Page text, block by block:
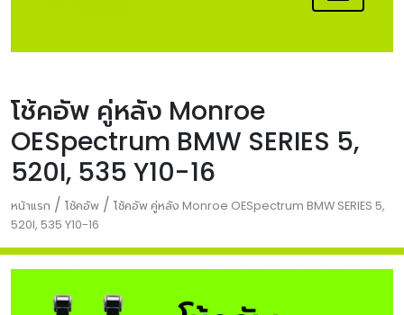
โช้คอัพ คู่หลัง Monroe
OESpectrum BMW SERIES 5,
520I, 535 Y10-16
หน้าแรก / โช้คอัพ / โช้คอัพ คู่หลัง Monroe OESpectrum BMW SERIES 5,
520I, 535 Y10-16